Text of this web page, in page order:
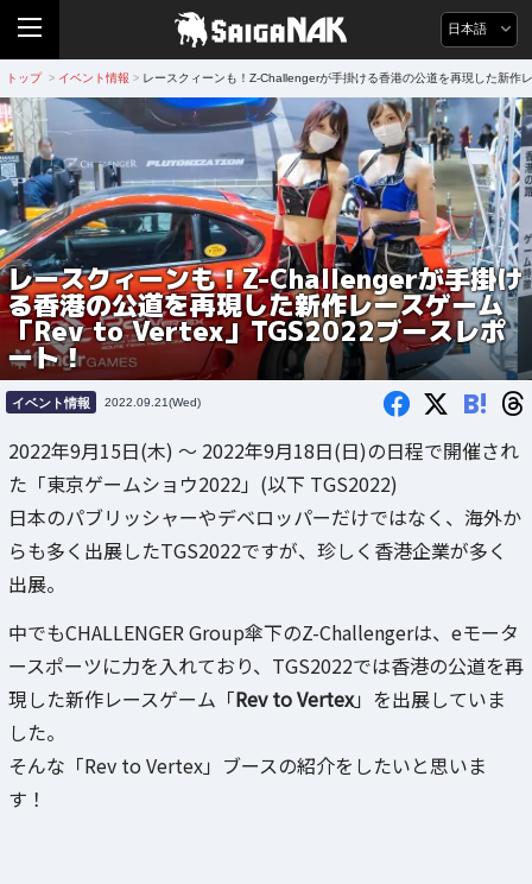
日本語
トップ > イベント情報 > レースクィーンも！Z-Challengerが手掛ける香港の公道を再現した新
レースクィーンも！Z-Challengerが手掛け
る香港の公道を再現した新作レースゲーム
「Rev to Vertex」TGS2022ブースレポ
ート！
イベント情報 2022.09.21(Wed) B!
2022年9月15日(木) ～ 2022年9月18日(日)の日程で開催され
た「東京ゲームショウ2022」(以下 TGS2022)
日本のパブリッシャーやデベロッパーだけではなく、海外か
らも多く出展したTGS2022ですが、珍しく香港企業が多く
出展。
中でもCHALLENGER Group傘下のZ-Challengerは、eモータ
ースポーツに力を入れており、TGS2022では香港の公道を再
現した新作レースゲーム「Rev to Vertex」を出展していま
した。
そんな「Rev to Vertex」ブースの紹介をしたいと思いま
す！